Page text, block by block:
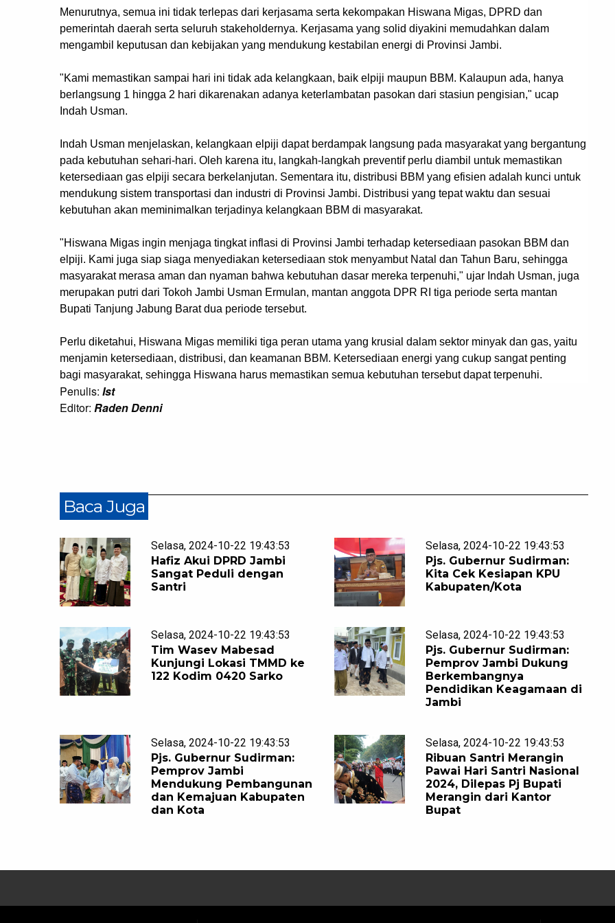
Menurutnya, semua ini tidak terlepas dari kerjasama serta kekompakan Hiswana Migas, DPRD dan
pemerintah daerah serta seluruh stakeholdernya. Kerjasama yang solid diyakini memudahkan dalam
mengambil keputusan dan kebijakan yang mendukung kestabilan energi di Provinsi Jambi.
"Kami memastikan sampai hari ini tidak ada kelangkaan, baik elpiji maupun BBM. Kalaupun ada, hanya
berlangsung 1 hingga 2 hari dikarenakan adanya keterlambatan pasokan dari stasiun pengisian," ucap
Indah Usman.
Indah Usman menjelaskan, kelangkaan elpiji dapat berdampak langsung pada masyarakat yang bergantung
pada kebutuhan sehari-hari. Oleh karena itu, langkah-langkah preventif perlu diambil untuk memastikan
ketersediaan gas elpiji secara berkelanjutan. Sementara itu, distribusi BBM yang efisien adalah kunci untuk
mendukung sistem transportasi dan industri di Provinsi Jambi. Distribusi yang tepat waktu dan sesuai
kebutuhan akan meminimalkan terjadinya kelangkaan BBM di masyarakat.
"Hiswana Migas ingin menjaga tingkat inflasi di Provinsi Jambi terhadap ketersediaan pasokan BBM dan
elpiji. Kami juga siap siaga menyediakan ketersediaan stok menyambut Natal dan Tahun Baru, sehingga
masyarakat merasa aman dan nyaman bahwa kebutuhan dasar mereka terpenuhi," ujar Indah Usman, juga
merupakan putri dari Tokoh Jambi Usman Ermulan, mantan anggota DPR RI tiga periode serta mantan
Bupati Tanjung Jabung Barat dua periode tersebut.
Perlu diketahui, Hiswana Migas memiliki tiga peran utama yang krusial dalam sektor minyak dan gas, yaitu
menjamin ketersediaan, distribusi, dan keamanan BBM. Ketersediaan energi yang cukup sangat penting
bagi masyarakat, sehingga Hiswana harus memastikan semua kebutuhan tersebut dapat terpenuhi.
Penulis: Ist
Editor: Raden Denni
Baca Juga
Selasa, 2024-10-22 19:43:53
Hafiz Akui DPRD Jambi
Sangat Peduli dengan
Santri
Selasa, 2024-10-22 19:43:53
Pjs. Gubernur Sudirman:
Kita Cek Kesiapan KPU
Kabupaten/Kota
Selasa, 2024-10-22 19:43:53
Tim Wasev Mabesad
Kunjungi Lokasi TMMD ke
122 Kodim 0420 Sarko
Selasa, 2024-10-22 19:43:53
Pjs. Gubernur Sudirman:
Pemprov Jambi Dukung
Berkembangnya
Pendidikan Keagamaan di
Jambi
Selasa, 2024-10-22 19:43:53
Pjs. Gubernur Sudirman:
Pemprov Jambi
Mendukung Pembangunan
dan Kemajuan Kabupaten
dan Kota
Selasa, 2024-10-22 19:43:53
Ribuan Santri Merangin
Pawai Hari Santri Nasional
2024, Dilepas Pj Bupati
Merangin dari Kantor
Bupat